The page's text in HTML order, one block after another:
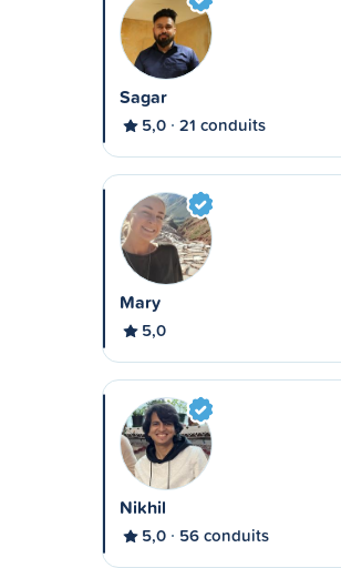
Sagar
5,0 21 conduits
Mary
5,0
Nikhil
5,0 56 conduits